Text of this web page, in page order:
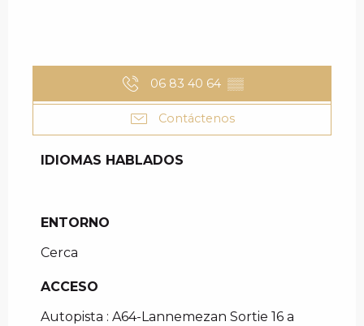
06 83 40 64 ▒▒
Contáctenos
IDIOMAS HABLADOS
IDIOMAS HABLADOS
ENTORNO
ENTORNO
Cerca
ACCESO
ACCESO
Autopista : A64-Lannemezan Sortie 16 a